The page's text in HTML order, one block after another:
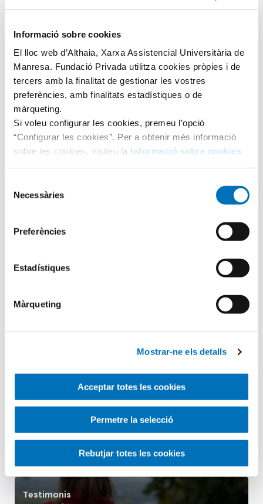
Informació sobre cookies
El lloc web d’Althaia, Xarxa Assistencial Universitària de
Manresa. Fundació Privada utilitza cookies pròpies i de
tercers amb la finalitat de gestionar les vostres
preferències, amb finalitats estadístiques o de
màrqueting.
Si voleu configurar les cookies, premeu l’opció
“Configurar les cookies”. Per a obtenir més informació
sobre les cookies, visiteu la Informació sobre cookies
Necessàries
Preferències
Estadístiques
Màrqueting
Mostrar-ne els detalls
Acceptar totes les cookies
Permetre la selecció
Rebutjar totes les cookies
cap a dins. M’he...
Una de les consultes recurrents del Servei de Pediatria
és com caminen els infants quan inicien la marxa. La...
LLEGIR ARTICLE
Busqueu dins el blog
for
Categories
Aula Hospitalària
Testimonis